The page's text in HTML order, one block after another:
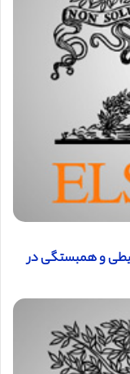
و همبستگی در